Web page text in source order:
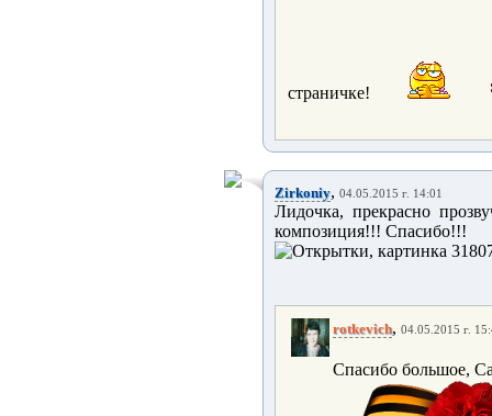
страничке!
Zirkoniy, 04.05.2015 г. 14:01
Лидочка, прекрасно
композиция!!! Спасибо!!!
rotkevich, 04.05.2015 г.
Спасибо большое,